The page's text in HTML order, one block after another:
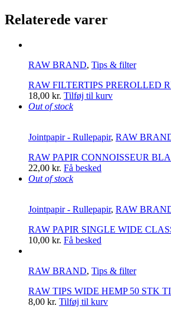
Relaterede varer
RAW BRAND, Tips & filter
RAW FILTERTIPS PREROLLED
18,00 kr. Tilføj til kurv
Out of stock
Jointpapir - Rullepapir, RAW
RAW PAPIR CONNOISSEUR
22,00 kr. Få besked
Out of stock
Jointpapir - Rullepapir, RAW
RAW PAPIR SINGLE WIDE
10,00 kr. Få besked
RAW BRAND, Tips & filter
RAW TIPS WIDE HEMP 50 STK
8,00 kr. Tilføj til kurv